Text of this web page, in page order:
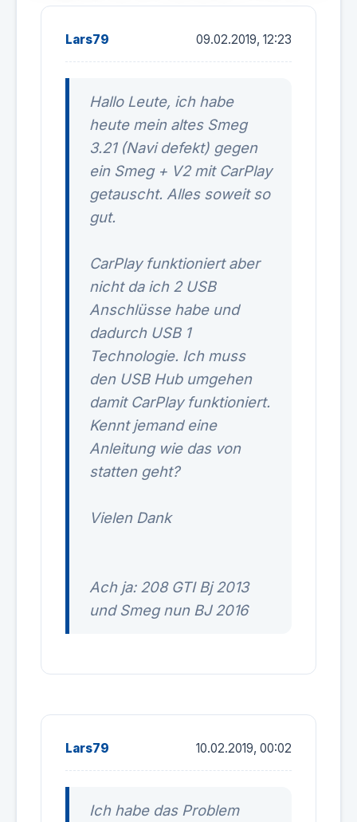
Lars79 09.02.2019, 12:23
Hallo Leute, ich habe
heute mein altes Smeg
3.21 (Navi defekt) gegen
ein Smeg + V2 mit CarPlay
getauscht. Alles soweit so
gut.
CarPlay funktioniert aber
nicht da ich 2 USB
Anschlüsse habe und
dadurch USB 1
Technologie. Ich muss
den USB Hub umgehen
damit CarPlay funktioniert.
Kennt jemand eine
Anleitung wie das von
statten geht?
Vielen Dank
Ach ja: 208 GTI Bj 2013
und Smeg nun BJ 2016
Lars79 10.02.2019, 00:02
Ich habe das Problem